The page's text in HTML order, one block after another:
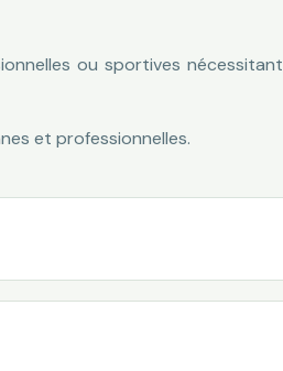
ou sportives nécessitant
et professionnelles.